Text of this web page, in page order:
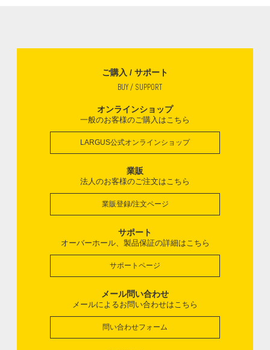
ご購入 / サポート
BUY / SUPPORT
オンラインショップ
一般のお客様のご購入はこちら
LARGUS公式オンラインショップ
業販
法人のお客様のご注文はこちら
業販登録/注文ページ
サポート
オーバーホール、製品保証の詳細はこちら
サポートページ
メール問い合わせ
メールによるお問い合わせはこちら
問い合わせフォーム